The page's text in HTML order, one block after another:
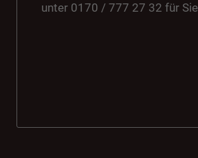
unter 0170 / 777 27 32 für